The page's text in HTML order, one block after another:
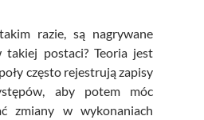
razie, są nagrywane
takiej postaci? Teoria jest
często rejestrują zapisy
aby potem móc
zmiany w wykonaniach